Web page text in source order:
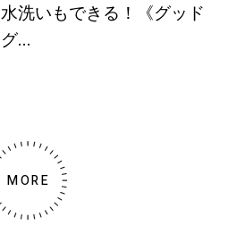
水洗いもできる！《グッド
グ...
MORE